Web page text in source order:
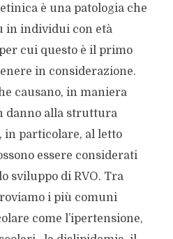
è una patologia che
in individui con età
cui questo è il primo
in considerazione.
causano, in maniera
danno alla struttura
in particolare, al letto
essere considerati
sviluppo di RVO. Tra
i più comuni
come l’ipertensione,